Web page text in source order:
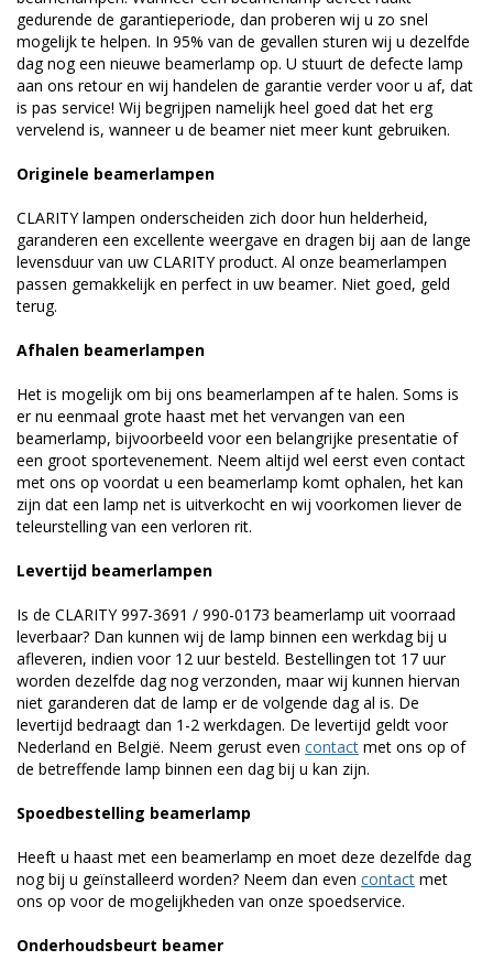
gedurende de garantieperiode, dan proberen wij u zo snel
mogelijk te helpen. In 95% van de gevallen sturen wij u dezelfde
dag nog een nieuwe beamerlamp op. U stuurt de defecte lamp
aan ons retour en wij handelen de garantie verder voor u af, dat
is pas service! Wij begrijpen namelijk heel goed dat het erg
vervelend is, wanneer u de beamer niet meer kunt gebruiken.
Originele beamerlampen
CLARITY lampen onderscheiden zich door hun helderheid,
garanderen een excellente weergave en dragen bij aan de lange
levensduur van uw CLARITY product. Al onze beamerlampen
passen gemakkelijk en perfect in uw beamer. Niet goed, geld
terug.
Afhalen beamerlampen
Het is mogelijk om bij ons beamerlampen af te halen. Soms is
er nu eenmaal grote haast met het vervangen van een
beamerlamp, bijvoorbeeld voor een belangrijke presentatie of
een groot sportevenement. Neem altijd wel eerst even contact
met ons op voordat u een beamerlamp komt ophalen, het kan
zijn dat een lamp net is uitverkocht en wij voorkomen liever de
teleurstelling van een verloren rit.
Levertijd beamerlampen
Is de CLARITY 997-3691 / 990-0173 beamerlamp uit voorraad
leverbaar? Dan kunnen wij de lamp binnen een werkdag bij u
afleveren, indien voor 12 uur besteld. Bestellingen tot 17 uur
worden dezelfde dag nog verzonden, maar wij kunnen hiervan
niet garanderen dat de lamp er de volgende dag al is. De
levertijd bedraagt dan 1-2 werkdagen. De levertijd geldt voor
Nederland en België. Neem gerust even contact met ons op of
de betreffende lamp binnen een dag bij u kan zijn.
Spoedbestelling beamerlamp
Heeft u haast met een beamerlamp en moet deze dezelfde dag
nog bij u geïnstalleerd worden? Neem dan even contact met
ons op voor de mogelijkheden van onze spoedservice.
Onderhoudsbeurt beamer